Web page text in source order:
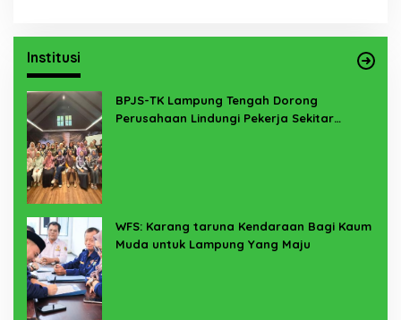
Institusi
BPJS-TK Lampung Tengah Dorong
Perusahaan Lindungi Pekerja Sekitar
WFS: Karang taruna Kendaraan Bagi Kaum
Muda untuk Lampung Yang Maju